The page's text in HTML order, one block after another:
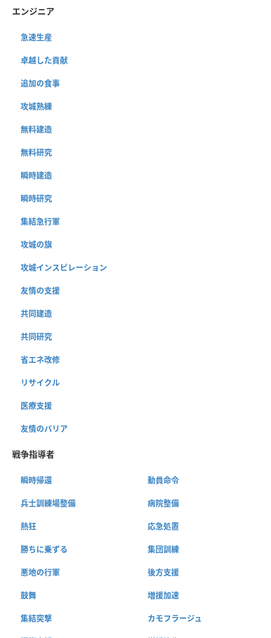
エンジニア
急速生産
卓越した貢献
追加の食事
攻城熟練
無料建造
無料研究
瞬時建造
瞬時研究
集結急行軍
攻城の旗
攻城インスピレーション
友情の支援
共同建造
共同研究
省エネ改修
リサイクル
医療支援
友情のバリア
戦争指導者
瞬時帰還 動員命令
兵士訓練場整備 病院整備
熱狂 応急処置
勝ちに乗ずる 集団訓練
悪地の行軍 後方支援
鼓舞 増援加速
集結突撃 カモフラージュ